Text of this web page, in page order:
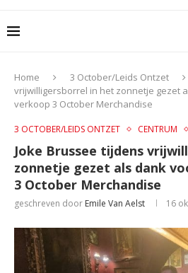
Home 3 October/Leids Ontzet
vrijwilligersborrel in het zonnetje gezet
verkoop 3 October Merchandise
3 OCTOBER/LEIDS ONTZET CENTRUM
Joke Brussee tijdens
zonnetje gezet als dank
3 October Merchandise
geschreven door Emile Van Aelst 16